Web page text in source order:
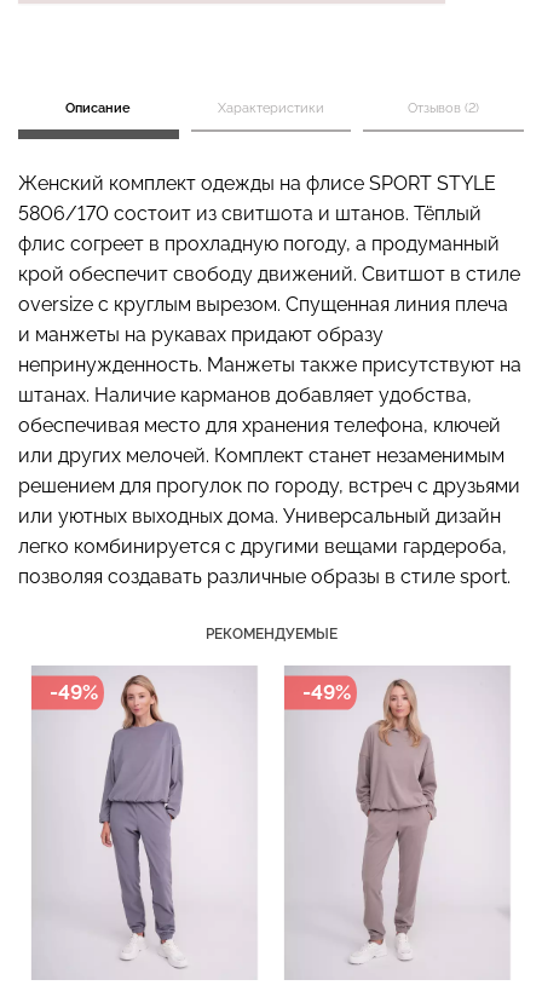
Описание Характеристики Отзывов (2)
Женский комплект одежды на флисе SPORT STYLE
5806/170 состоит из свитшота и штанов. Тёплый
флис согреет в прохладную погоду, а продуманный
крой обеспечит свободу движений. Свитшот в стиле
oversize с круглым вырезом. Спущенная линия плеча
и манжеты на рукавах придают образу
непринужденность. Манжеты также присутствуют на
штанах. Наличие карманов добавляет удобства,
обеспечивая место для хранения телефона, ключей
или других мелочей. Комплект станет незаменимым
решением для прогулок по городу, встреч с друзьями
или уютных выходных дома. Универсальный дизайн
легко комбинируется с другими вещами гардероба,
позволяя создавать различные образы в стиле sport.
РЕКОМЕНДУЕМЫЕ
-49% -49%
Бесшовные стринги
Giulia
179 грн.299 грн.
Топ на бретелях в рубчик
(черный) Giulia
299 грн. 499 грн.
Топ на бретелях в рубчик
CAMI TOP RIB white
(белый) Giulia
499 грн.
Бесшовный топ на тонких
бретелях CAMI TOP
(белый) Giulia
399 грн.